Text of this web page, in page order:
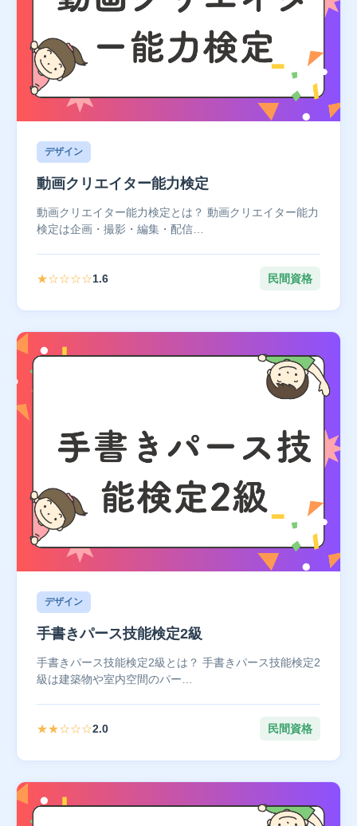
デザイン
動画クリエイター能力検定
動画クリエイター能力検定とは？ 動画クリエイター能力
検定は企画・撮影・編集・配信…
★☆☆☆☆1.6 民間資格
デザイン
手書きパース技能検定2級
手書きパース技能検定2級とは？ 手書きパース技能検定2
級は建築物や室内空間のパー…
★★☆☆☆2.0 民間資格